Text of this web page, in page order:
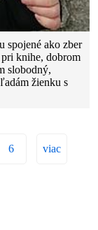
spojené ako zber
knihe, dobrom
slobodný,
žienku s
6 viac